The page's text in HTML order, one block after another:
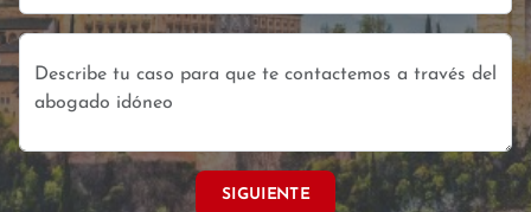
SIGUIENTE